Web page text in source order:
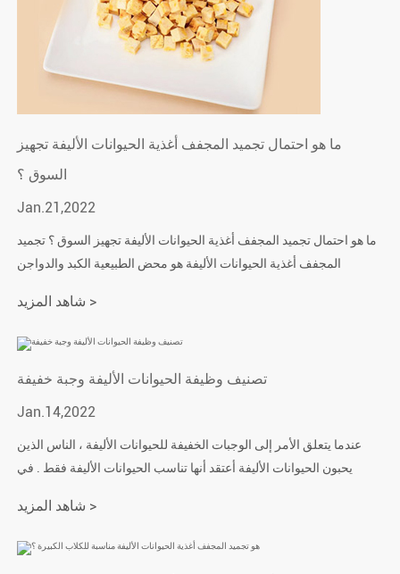
ما هو احتمال تجميد المجفف أغذية الحيوانات الأليفة تجهيز
السوق ؟
Jan.21,2022
ما هو احتمال تجميد المجفف أغذية الحيوانات الأليفة تجهيز السوق ؟ تجميد
المجفف أغذية الحيوانات الأليفة هو محض الطبيعية الكبد والدواجن
شاهد المزيد >
تصنيف وظيفة الحيوانات الأليفة وجبة خفيفة
Jan.14,2022
عندما يتعلق الأمر إلى الوجبات الخفيفة للحيوانات الأليفة ، الناس الذين
يحبون الحيوانات الأليفة أعتقد أنها تناسب الحيوانات الأليفة فقط . في
هناك أنواع كثيرة من أغذية الحيوانات الأليفة ، وهناك العديد من الأطعمة
شاهد المزيد >